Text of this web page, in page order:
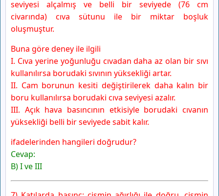
seviyesi alçalmış ve belli bir seviyede (76 cm
civarında) cıva sütunu ile bir miktar boşluk
oluşmuştur.
Buna göre deney ile ilgili
I. Cıva yerine yoğunluğu cıvadan daha az olan bir sıvı
kullanılırsa borudaki sıvının yüksekliği artar.
II. Cam borunun kesiti değiştirilerek daha kalın bir
boru kullanılırsa borudaki cıva seviyesi azalır.
III. Açık hava basıncının etkisiyle borudaki cıvanın
yüksekliği belli bir seviyede sabit kalır.
ifadelerinden hangileri doğrudur?
Cevap:
B) I ve III